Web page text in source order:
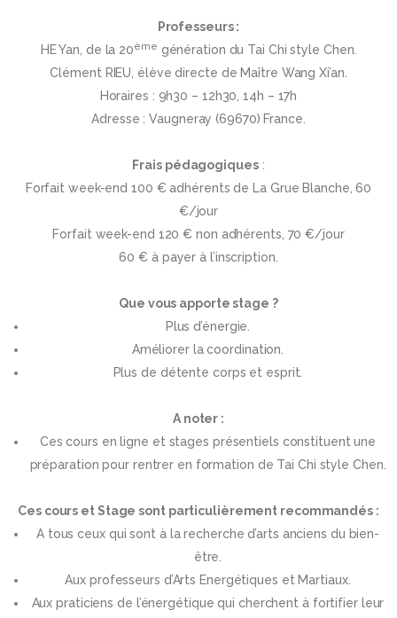
Professeurs :
HE Yan, de la 20ème génération du Tai Chi style Chen.
Clément RIEU, élève directe de Maître Wang Xi’an.
Horaires : 9h30 – 12h30, 14h – 17h
Adresse : Vaugneray (69670) France.
Frais pédagogiques:
Forfait week-end 100 € adhérents de La Grue Blanche, 60
€/jour
Forfait week-end 120 € non adhérents, 70 €/jour
60 € à payer à l’inscription.
Que vous apporte stage ?
Plus d’énergie.
Améliorer la coordination.
Plus de détente corps et esprit.
A noter :
Ces cours en ligne et stages présentiels constituent une
préparation pour rentrer en formation de Tai Chi style Chen.
Ces cours et Stage sont particulièrement recommandés :
A tous ceux qui sont à la recherche d’arts anciens du bien-
être.
Aux professeurs d’Arts Energétiques et Martiaux.
Aux praticiens de l’énergétique qui cherchent à fortifier leur